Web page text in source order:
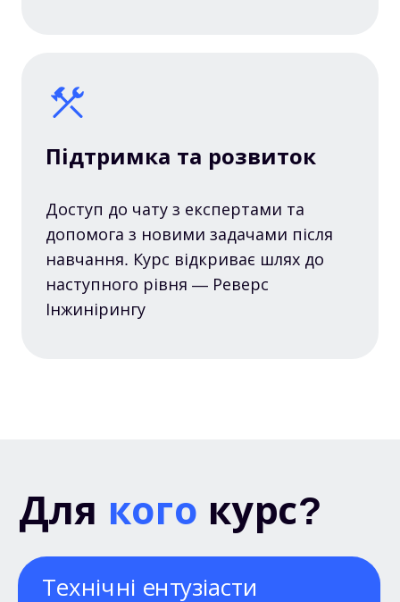
Підтримка та розвиток
Доступ до чату з експертами та
допомога з новими задачами після
навчання. Курс відкриває шлях до
наступного рівня — Реверс
Інжинірингу
Для кого курс?
Технічні ентузіасти